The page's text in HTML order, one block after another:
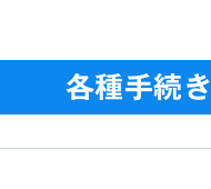
各種手続き